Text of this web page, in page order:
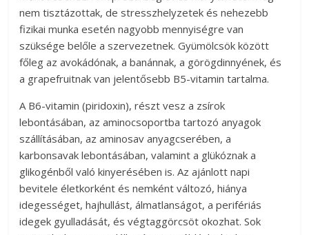
nem tisztázottak, de stresszhelyzetek és nehezebb
fizikai munka esetén nagyobb mennyiségre van
szüksége belőle a szervezetnek. Gyümölcsök között
főleg az avokádónak, a banánnak, a görögdinnyének, és
a grapefruitnak van jelentősebb B5-vitamin tartalma.
A B6-vitamin (piridoxin), részt vesz a zsírok
lebontásában, az aminocsoportba tartozó anyagok
szállításában, az aminosav anyagcserében, a
karbonsavak lebontásában, valamint a glükóznak a
glikogénből való kinyerésében is. Az ajánlott napi
bevitele életkorként és nemként változó, hiánya
idegességet, hajhullást, álmatlanságot, a perifériás
idegek gyulladását, és végtaggörcsöt okozhat. Sok